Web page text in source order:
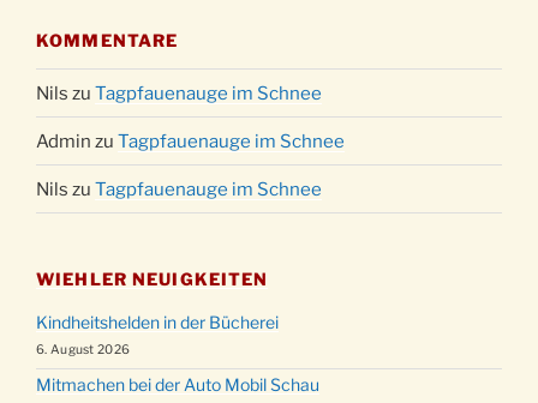
KOMMENTARE
Nils zu Tagpfauenauge im Schnee
Admin zu Tagpfauenauge im Schnee
Nils zu Tagpfauenauge im Schnee
WIEHLER NEUIGKEITEN
Kindheitshelden in der Bücherei
6. August 2026
Mitmachen bei der Auto Mobil Schau